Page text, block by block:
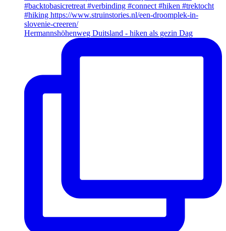
Hermannshöhenweg Duitsland - hiken als gezin Dag